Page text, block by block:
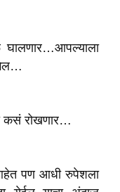
घालणार…आपल्याला
कसं रोखणार…
आहेत पण आधी रुपेशला